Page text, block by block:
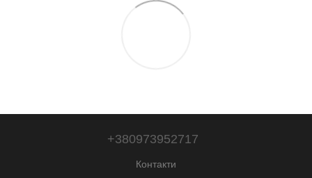
+380973952717
Контакти